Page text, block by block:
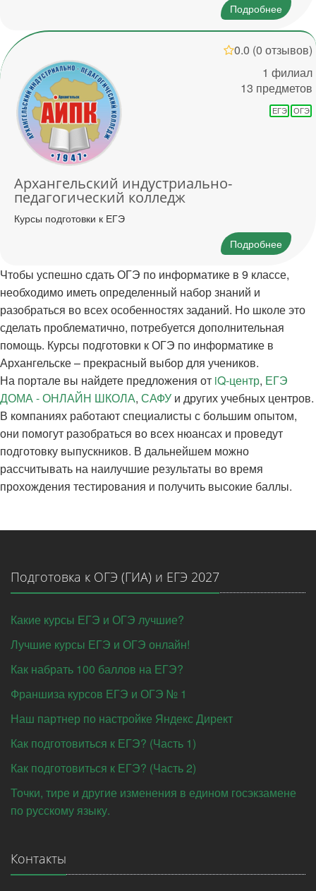
Подробнее
0.0 (0 отзывов)
1 филиал
13 предметов
ЕГЭ ОГЭ
Архангельский индустриально-
педагогический колледж
Курсы подготовки к ЕГЭ
Подробнее
Чтобы успешно сдать ОГЭ по информатике в 9 классе,
необходимо иметь определенный набор знаний и
разобраться во всех особенностях заданий. Но школе это
сделать проблематично, потребуется дополнительная
помощь. Курсы подготовки к ОГЭ по информатике в
Архангельске – прекрасный выбор для учеников.
На портале вы найдете предложения от iQ-центр, ЕГЭ
ДОМА - ОНЛАЙН ШКОЛА, САФУ и других учебных центров.
В компаниях работают специалисты с большим опытом,
они помогут разобраться во всех нюансах и проведут
подготовку выпускников. В дальнейшем можно
рассчитывать на наилучшие результаты во время
прохождения тестирования и получить высокие баллы.
Подготовка к ОГЭ (ГИА) и ЕГЭ 2027
Какие курсы ЕГЭ и ОГЭ лучшие?
Лучшие курсы ЕГЭ и ОГЭ онлайн!
Как набрать 100 баллов на ЕГЭ?
Франшиза курсов ЕГЭ и ОГЭ № 1
Наш партнер по настройке Яндекс Директ
Как подготовиться к ЕГЭ? (Часть 1)
Как подготовиться к ЕГЭ? (Часть 2)
Точки, тире и другие изменения в едином госэкзамене
по русскому языку.
Контакты